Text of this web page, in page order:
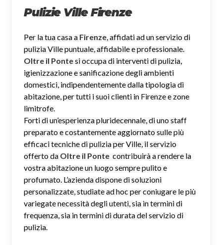
Pulizie Ville Firenze
Per la tua casa a Firenze, affidati ad un servizio di
pulizia Ville puntuale, affidabile e professionale.
Oltre il Pontesi occupa di interventi di pulizia,
igienizzazione e sanificazione degli ambienti
domestici, indipendentemente dalla tipologia di
abitazione, per tutti i suoi clienti in Firenze e zone
limitrofe.
Forti di un’esperienza pluridecennale, di uno staff
preparato e costantemente aggiornato sulle più
efficaci tecniche di pulizia per Ville, il servizio
offerto da Oltre il Ponte contribuirà a rendere la
vostra abitazione un luogo sempre pulito e
profumato. L’azienda dispone di soluzioni
personalizzate, studiate ad hoc per coniugare le più
variegate necessità degli utenti, sia in termini di
frequenza, sia in termini di durata del servizio di
pulizia.